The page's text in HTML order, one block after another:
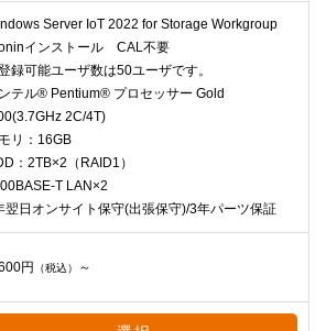
Server IoT 2022 for Storage Workgroup
インストール CAL不要
可能ユーザ数は50ユーザです。
ンテル® Pentium® プロセッサー Gold
2C/4T)
リ：16GB
：2TB×2（RAID1）
T LAN×2
翌日オンサイト保守(出張保守)/3年パーツ保証
円 （税込） ～